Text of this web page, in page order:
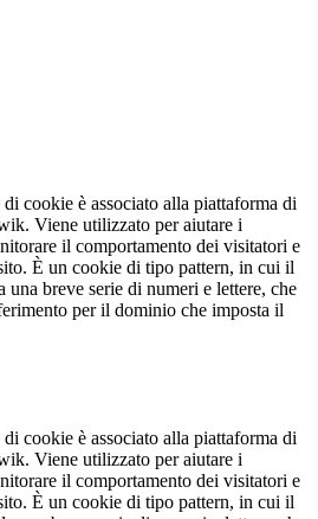
cookie è associato alla piattaforma di
Viene utilizzato per aiutare i
il comportamento dei visitatori e
È un cookie di tipo pattern, in cui il
una breve serie di numeri e lettere, che
per il dominio che imposta il
cookie è associato alla piattaforma di
Viene utilizzato per aiutare i
il comportamento dei visitatori e
È un cookie di tipo pattern, in cui il